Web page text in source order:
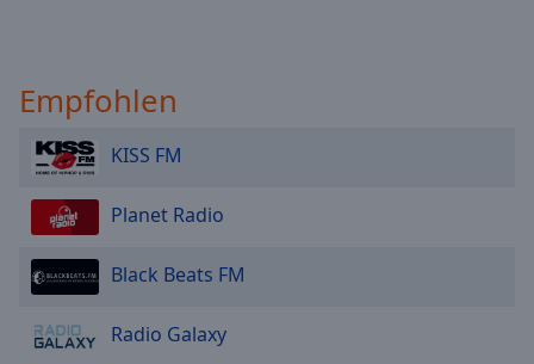
Empfohlen
KISS FM
Planet Radio
Black Beats FM
Radio Galaxy